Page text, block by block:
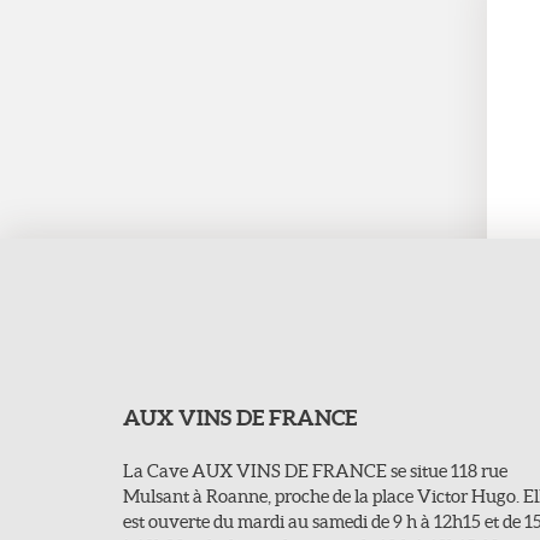
AUX VINS DE FRANCE
La Cave AUX VINS DE FRANCE se situe 118 rue
Mulsant à Roanne, proche de la place Victor Hugo.
est ouverte du mardi au samedi de 9 h à 12h15 et de